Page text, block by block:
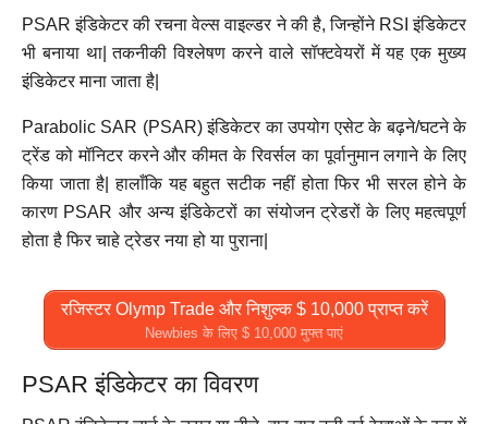
PSAR इंडिकेटर की रचना वेल्स वाइल्डर ने की है, जिन्होंने RSI इंडिकेटर
भी बनाया था| तकनीकी विश्लेषण करने वाले सॉफ्टवेयरों में यह एक मुख्य
इंडिकेटर माना जाता है|
Parabolic SAR (PSAR) इंडिकेटर का उपयोग एसेट के बढ़ने/घटने के
ट्रेंड को मॉनिटर करने और कीमत के रिवर्सल का पूर्वानुमान लगाने के लिए
किया जाता है| हालाँकि यह बहुत सटीक नहीं होता फिर भी सरल होने के
कारण PSAR और अन्य इंडिकेटरों का संयोजन ट्रेडरों के लिए महत्वपूर्ण
होता है फिर चाहे ट्रेडर नया हो या पुराना|
रजिस्टर Olymp Trade और निशुल्क $ 10,000 प्राप्त करें
Newbies के लिए $ 10,000 मुफ्त पाएं
PSAR इंडिकेटर का विवरण